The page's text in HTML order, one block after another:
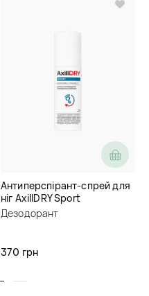
Антиперспірант-спрей для
ніг AxillDRY Sport
Дезодорант
370 грн